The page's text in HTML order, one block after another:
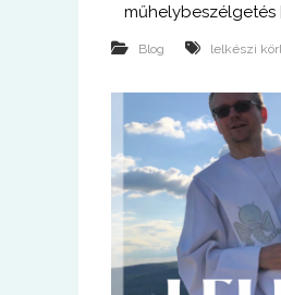
műhelybeszélgetés
Blog lelkészi